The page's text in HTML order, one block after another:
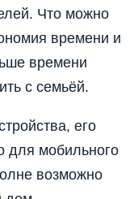
Что можно
времени и
времени
с семьёй.
его
для мобильного
возможно